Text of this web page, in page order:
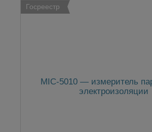
Госреестр
MIC-5010 — измеритель
электроизоляции